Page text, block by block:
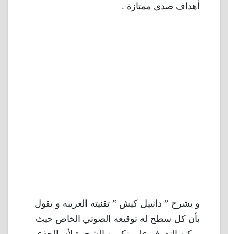
أهداف صدى ممتازة .
و يشرح ” دانييل كيش ” تقنيته الغريبه و يقول
بأن كل سطح له توقيعه الصوتي الخاص حيث